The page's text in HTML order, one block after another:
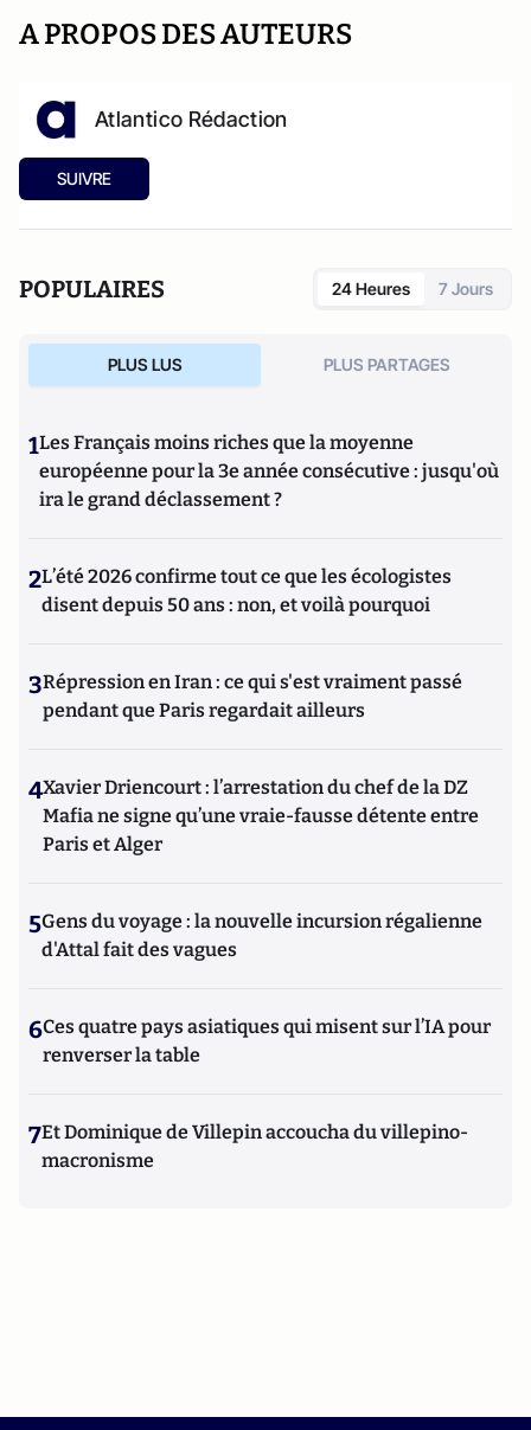
A PROPOS DES AUTEURS
Atlantico Rédaction
SUIVRE
POPULAIRES 24 Heures 7 Jours
PLUS LUS PLUS PARTAGES
1Les Français moins riches que la moyenne
européenne pour la 3e année consécutive : jusqu'où
ira le grand déclassement ?
2L’été 2026 confirme tout ce que les écologistes
disent depuis 50 ans : non, et voilà pourquoi
3Répression en Iran : ce qui s'est vraiment passé
pendant que Paris regardait ailleurs
4Xavier Driencourt : l’arrestation du chef de la DZ
Mafia ne signe qu’une vraie-fausse détente entre
Paris et Alger
5Gens du voyage : la nouvelle incursion régalienne
d'Attal fait des vagues
6Ces quatre pays asiatiques qui misent sur l’IA pour
renverser la table
7Et Dominique de Villepin accoucha du villepino-
macronisme